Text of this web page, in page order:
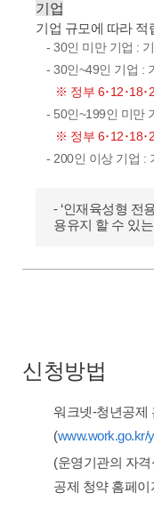
기업
기업 규모에 따라 적
- 30인 미만 기업 :
- 30인~49인 기업 :
※ 정부 6･12･18･
- 50인~199인 미만
※ 정부 6･12･18･
- 200인 이상 기업 :
- ‘인재육성형 전
용유지 할 수 있
신청방법
워크넷-청년공제
(www.work.go.kr/
(운영기관의 자
공제 청약 홈페이